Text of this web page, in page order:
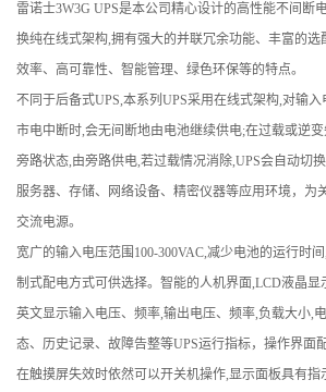
雷诺士3W3G UPS是本公司精心设计的高性能不间断
换纯在线式架构,拥有强大的并联冗余功能、丰富的选
效率、高可靠性、智能管理、绿色环保等的特点。
不同于后备式UPS,本系列UPS采用在线式架构,对输
市电中断时,会无间断地由电池继续供电;在过载或逆变
旁路状态,由旁路供电,若过载情况消除,UPS会自动切
服务器、存储、网络设备、精密仪器等应用环境，为
交流电源。
宽广的输入电压范围100-300VAC,减少电池的运行时
制式配电方式可供选择。智能的人机界面,LCD液晶显
英文显示输入电压、频率,输出电压、频率,负载大小,
态、历史记录、故障告整等UPS运行指标，操作界面
在触摸屏失效时依然可以开关机操作,显示面板具有